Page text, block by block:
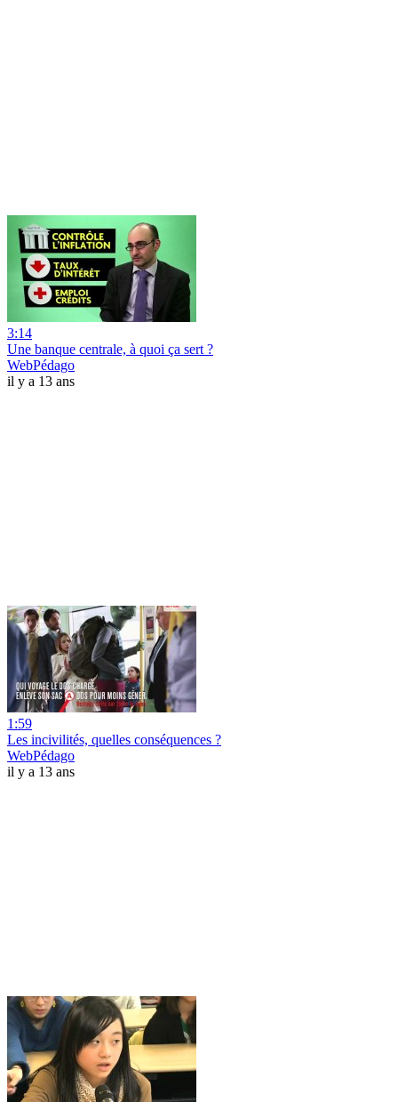
3:14
Une banque centrale, à quoi ça sert ?
WebPédago
il y a 13 ans
1:59
Les incivilités, quelles conséquences ?
WebPédago
il y a 13 ans